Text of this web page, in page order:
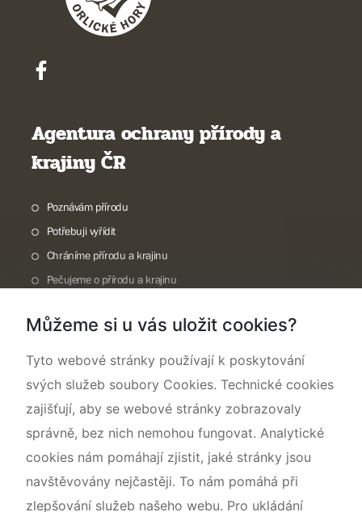
Agentura ochrany přírody a
krajiny ČR
Poznávám přírodu
Potřebuji vyřídit
Chráníme přírodu a krajinu
Pečujeme o přírodu a krajinu
O nás
Můžeme si u vás uložit cookies?
Tyto webové stránky používají k poskytování
svých služeb soubory Cookies. Technické cookies
zajišťují, aby se webové stránky zobrazovaly
správně, bez nich nemohou fungovat. Analytické
cookies nám pomáhají zjistit, jaké stránky jsou
navštěvovány nejčastěji. To nám pomáhá při
zlepšování služeb našeho webu. Pro ukládání